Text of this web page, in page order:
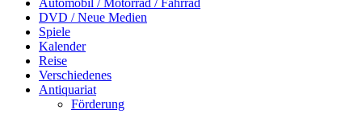
Automobil / Motorrad / Fahrrad
DVD / Neue Medien
Spiele
Kalender
Reise
Verschiedenes
Antiquariat
Förderung